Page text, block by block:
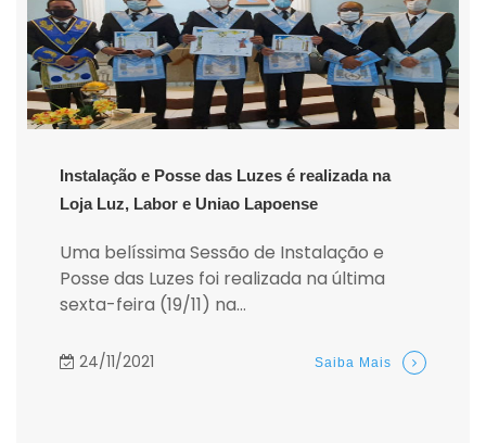
Instalação e Posse das Luzes é realizada na
Loja Luz, Labor e Uniao Lapoense
Uma belíssima Sessão de Instalação e
Posse das Luzes foi realizada na última
sexta-feira (19/11) na...
24/11/2021 Saiba Mais